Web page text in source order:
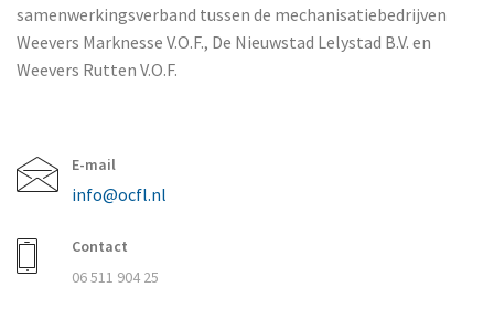
samenwerkingsverband tussen de mechanisatiebedrijven
Weevers Marknesse V.O.F., De Nieuwstad Lelystad B.V. en
Weevers Rutten V.O.F.
E-mail
info@ocfl.nl
Contact
06 511 904 25